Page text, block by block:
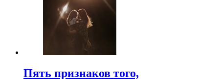
Пять признаков того,